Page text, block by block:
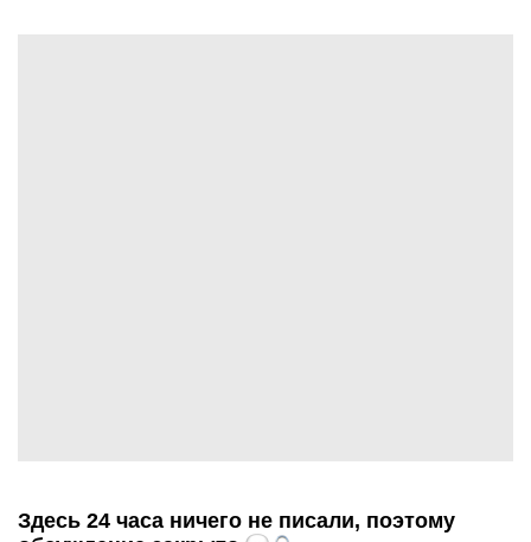
Здесь 24 часа ничего не писали, поэтому